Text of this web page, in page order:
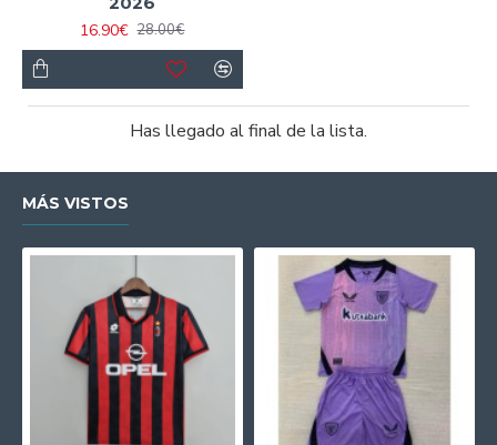
16.90€ 28.00€
Has llegado al final de la lista.
MÁS VISTOS